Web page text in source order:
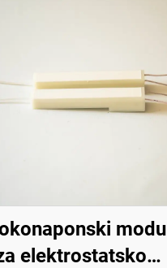
modul
elektrostatsko